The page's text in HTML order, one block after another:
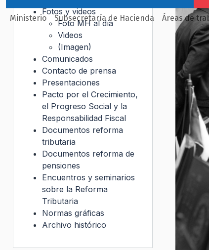
Ministerio Subsecretaría de Hacienda Áreas de
Fotos y videos
Foto MH al día
Videos
(Imagen)
Comunicados
Contacto de prensa
Presentaciones
Pacto por el Crecimiento,
el Progreso Social y la
Responsabilidad Fiscal
Documentos reforma
tributaria
Documentos reforma de
pensiones
Encuentros y seminarios
sobre la Reforma
Tributaria
Normas gráficas
Archivo histórico